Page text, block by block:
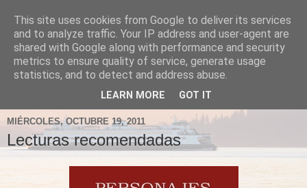
Fergus el Destructor
Blog sobre lo que le apetece escribir a Fergus, en el caso
de que le apetezca escribir.
MIÉRCOLES, OCTUBRE 19, 2011
Lecturas recomendadas
This site uses cookies from Google to deliver its services
and to analyze traffic. Your IP address and user-agent are
shared with Google along with performance and security
metrics to ensure quality of service, generate usage
statistics, and to detect and address abuse.
LEARN MORE GOT IT